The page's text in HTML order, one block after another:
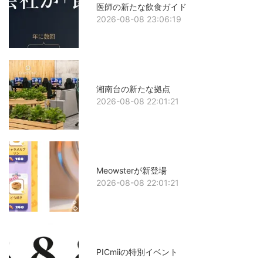
医師の新たな飲食ガイド
2026-08-08 23:06:19
湘南台の新たな拠点
2026-08-08 22:01:21
Meowsterが新登場
2026-08-08 22:01:21
PICmiiの特別イベント